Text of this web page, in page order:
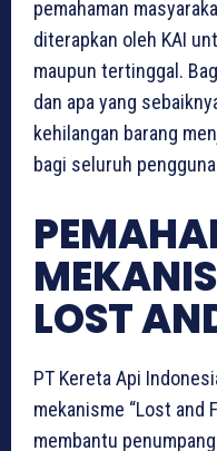
pemahaman
diterapkan oleh KAI
maupun tertinggal.
dan apa yang
kehilangan barang
bagi seluruh
LOST
PT Kereta Api
mekanisme “Lost and
membantu